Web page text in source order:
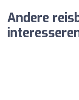
Andere